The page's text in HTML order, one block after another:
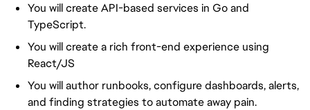
You will create API-based services in Go and
TypeScript.
You will create a rich front-end experience using
React/JS
You will author runbooks, configure dashboards, alerts,
and finding strategies to automate away pain.